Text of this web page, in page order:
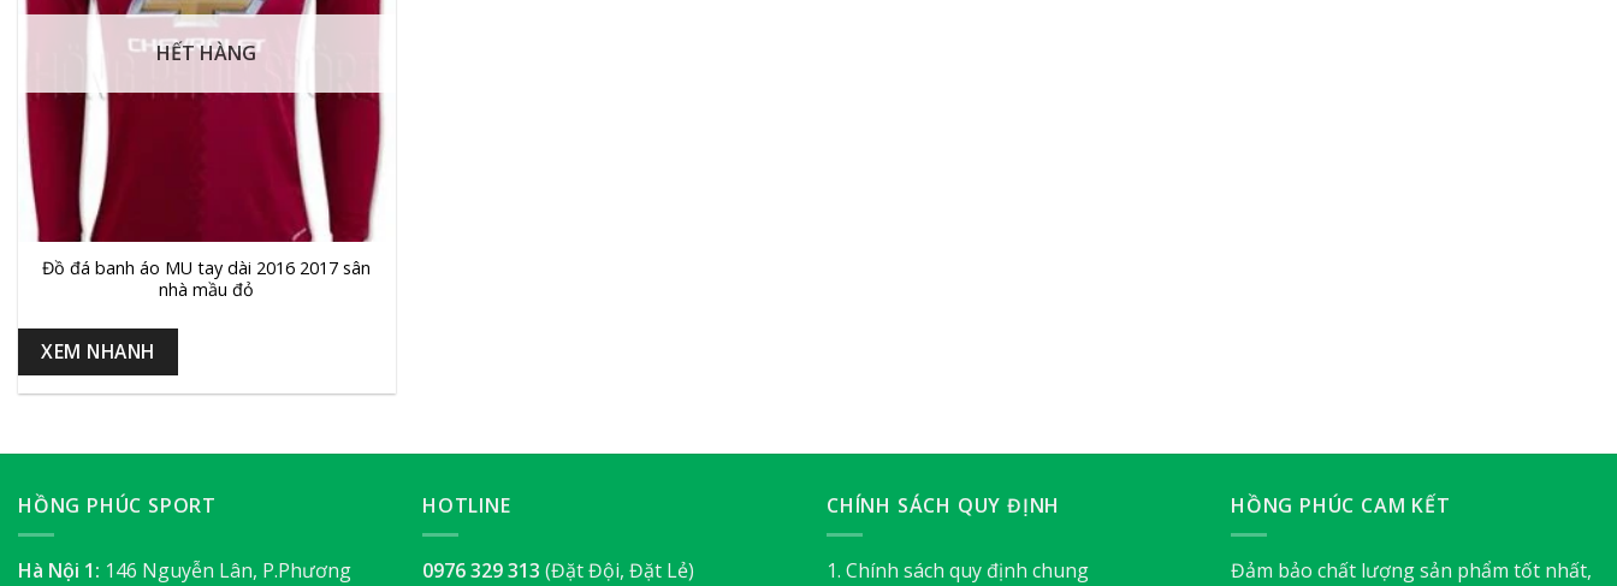
HẾT HÀNG
Đồ đá banh áo MU tay dài 2016 2017 sân
nhà mầu đỏ
XEM NHANH
HỒNG PHÚC SPORT
Hà Nội 1: 146 Nguyễn Lân, P.Phương
HOTLINE
0976 329 313 (Đặt Đội, Đặt Lẻ)
CHÍNH SÁCH QUY ĐỊNH
1. Chính sách quy định chung
HỒNG PHÚC CAM KẾT
Đảm bảo chất lượng sản phẩm tốt nhất,